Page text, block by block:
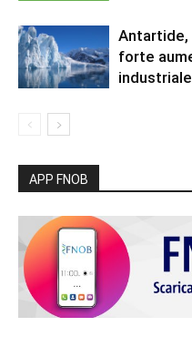
Antartide,
forte
industriale
APP FNOB